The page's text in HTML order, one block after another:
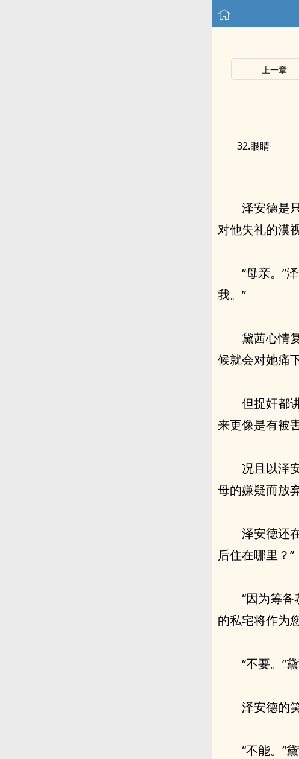
上一章
32.眼睛
泽安德是
对他失礼的漠
“母亲。”
我。”
黛茜心情
候就会对她痛
但捉奸都
来更像是有被
况且以泽
母的嫌疑而放
泽安德还
后住在哪里？”
“因为筹
的私宅将作为
“不要。”
泽安德的
“不能。”